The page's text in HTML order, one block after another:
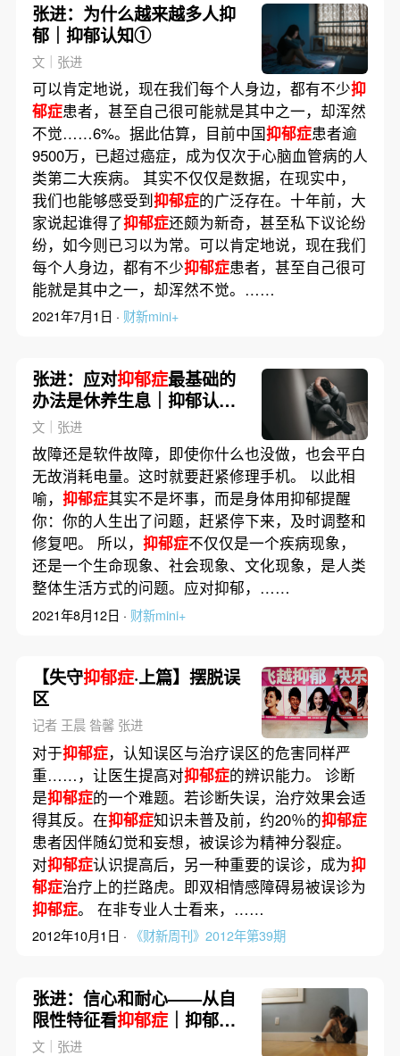
张进：为什么越来越多人抑
郁｜抑郁认知①
文｜张进
可以肯定地说，现在我们每个人身边，都有不少抑
郁症患者，甚至自己很可能就是其中之一，却浑然
不觉……6%。据此估算，目前中国抑郁症患者逾
9500万，已超过癌症，成为仅次于心脑血管病的人
类第二大疾病。 其实不仅仅是数据，在现实中，
我们也能够感受到抑郁症的广泛存在。十年前，大
家说起谁得了抑郁症还颇为新奇，甚至私下议论纷
纷，如今则已习以为常。可以肯定地说，现在我们
每个人身边，都有不少抑郁症患者，甚至自己很可
能就是其中之一，却浑然不觉。……
2021年7月1日 · 财新mini+
张进：应对抑郁症最基础的
办法是休养生息｜抑郁认知
⑦
文｜张进
故障还是软件故障，即使你什么也没做，也会平白
无故消耗电量。这时就要赶紧修理手机。 以此相
喻， 抑郁症其实不是坏事，而是身体用抑郁提醒
你：你的人生出了问题，赶紧停下来，及时调整和
修复吧。 所以， 抑郁症不仅仅是一个疾病现象，
还是一个生命现象、社会现象、文化现象，是人类
整体生活方式的问题。应对抑郁，……
2021年8月12日 · 财新mini+
【失守抑郁症·上篇】摆脱误
区
记者 王晨 昝馨 张进
对于抑郁症，认知误区与治疗误区的危害同样严
重……，让医生提高对抑郁症的辨识能力。 诊断
是抑郁症的一个难题。若诊断失误，治疗效果会适
得其反。在抑郁症知识未普及前，约20％的抑郁症
患者因伴随幻觉和妄想，被误诊为精神分裂症。
对抑郁症认识提高后，另一种重要的误诊，成为抑
郁症治疗上的拦路虎。即双相情感障碍易被误诊为
抑郁症。 在非专业人士看来，……
2012年10月1日 · 《财新周刊》2012年第39期
张进：信心和耐心——从自
限性特征看抑郁症｜抑郁认
知⑥
文｜张进